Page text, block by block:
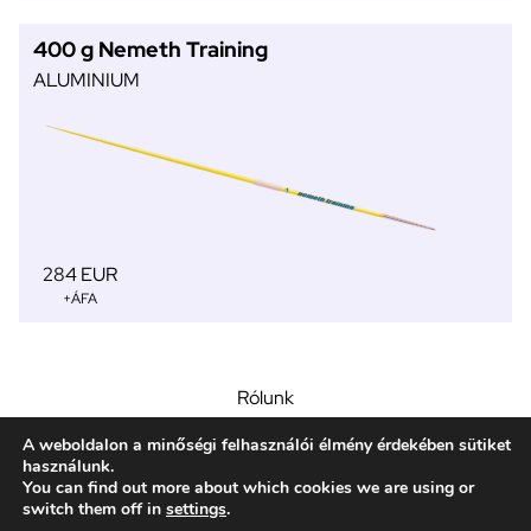
400 g Nemeth Training
ALUMINIUM
284 EUR
+ÁFA
Rólunk
Segédlet
Közösség
Kapcsolat
A weboldalon a minőségi felhasználói élmény érdekében sütiket
használunk.
You can find out more about which cookies we are using or
switch them off in settings.